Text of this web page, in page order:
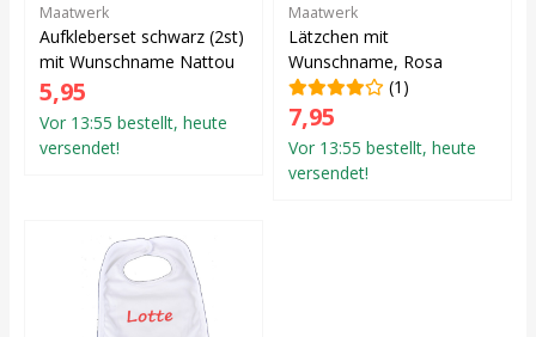
Maatwerk
Aufkleberset schwarz (2st)
mit Wunschname Nattou
5,95
Vor 13:55 bestellt, heute
versendet!
Maatwerk
Lätzchen mit
Wunschname, Rosa
(1)
7,95
Vor 13:55 bestellt, heute
versendet!